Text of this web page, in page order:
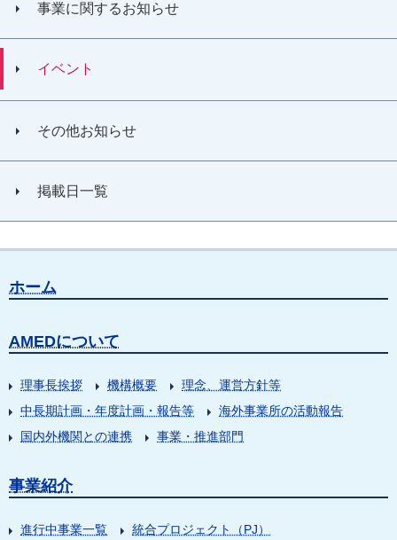
事業に関するお知らせ
イベント
その他お知らせ
掲載日一覧
ホーム
AMEDについて
理事長挨拶 機構概要
理念、運営方針等
中長期計画・年度計画・報告等
海外事業所の活動報告
国内外機関との連携
事業・推進部門
事業紹介
進行中事業一覧
統合プロジェクト（PJ）